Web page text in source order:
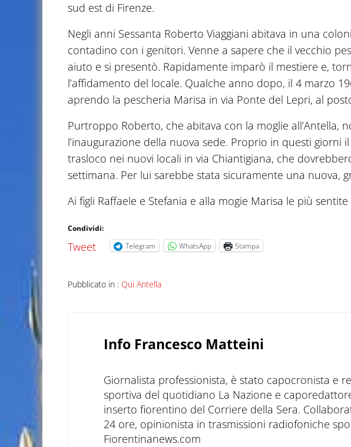
sud est di Firenze.
Negli anni Sessanta Roberto Viaggiani abitava in una
contadino con i genitori. Venne a sapere che il vecchio
aiuto e si presentò. Rapidamente imparò il mestiere e,
l’affidamento del locale. Qualche anno dopo, il 4 marzo
aprendo la pescheria Marisa in via Ponte del Lepri, al
Purtroppo Roberto, che abitava con la moglie all’Antella,
l’inaugurazione della nuova sede. Proprio in questi giorni
trasloco nei nuovi locali in via Chiantigiana, che
settimana. Per lui sarebbe stata sicuramente una nuova,
Ai figli Raffaele e Stefania e alla mogie Marisa le più
Condividi:
Tweet Telegram WhatsApp Stampa
Pubblicato in : Qui Antella
Info Francesco Matteini
Giornalista professionista, è stato capocronista e
sportiva del quotidiano La Nazione e
inserto fiorentino del Corriere della Sera.
24 ore, opinionista in trasmissioni radiofoniche
Fiorentinanews.com